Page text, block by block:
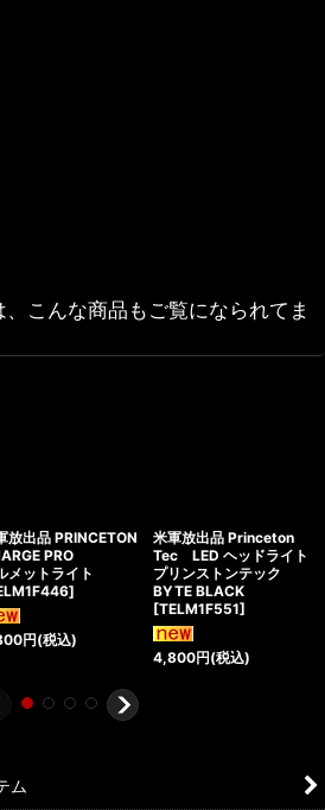
こんな商品もご覧になられてま
放出品 PRINCETON
PRO
メットライト
]
円(税込)
米軍放出品 Princeton
Tec LED ヘッドライト
プリンストンテック
BYTE BLACK
[TELM1F551]
4,800円(税込)
ム